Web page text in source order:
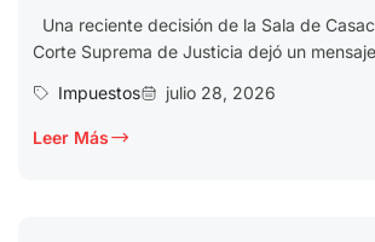
Una reciente decisión de la Sala de
Corte Suprema de Justicia dejó un
Impuestos
julio 28, 2026
Leer Más